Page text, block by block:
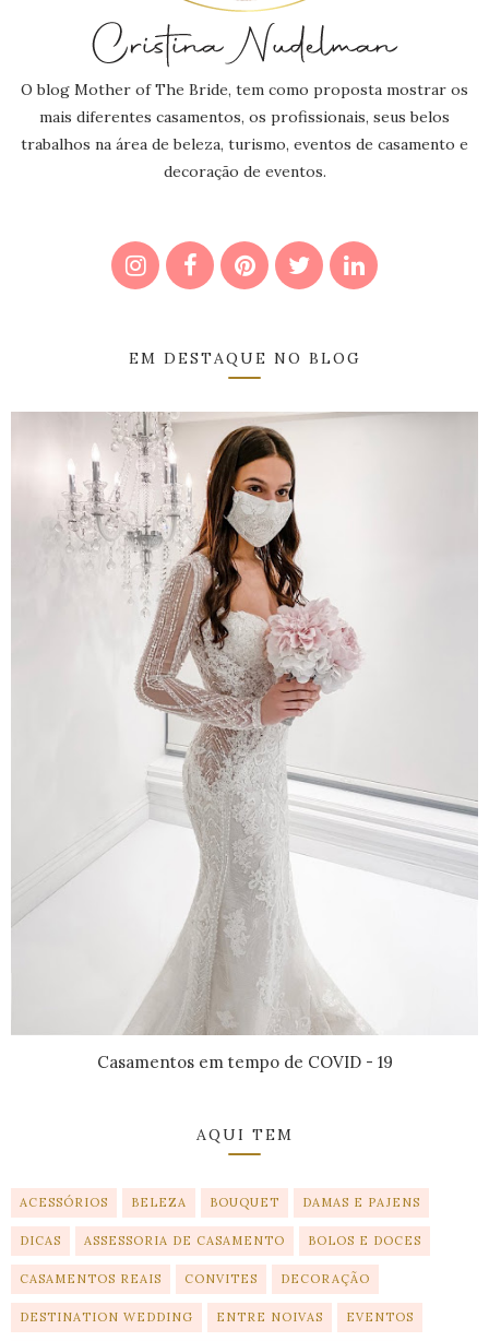
O blog Mother of The Bride, tem como proposta mostrar os
mais diferentes casamentos, os profissionais, seus belos
trabalhos na área de beleza, turismo, eventos de casamento e
decoração de eventos.
EM DESTAQUE NO BLOG
Casamentos em tempo de COVID - 19
AQUI TEM
ACESSÓRIOS BELEZA BOUQUET DAMAS E PAJENS
DICAS ASSESSORIA DE CASAMENTO BOLOS E DOCES
CASAMENTOS REAIS CONVITES DECORAÇÃO
DESTINATION WEDDING ENTRE NOIVAS EVENTOS